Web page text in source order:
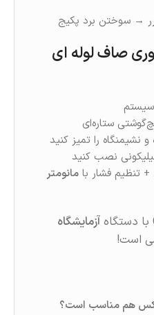
صاف لوله ای
ستاره‌ای
و نشیمنگاه را تمیز کنید
نصب کنید
+ تنظیم فشار با مانومتر
آزمایشگاه
است!
هم مناسب است؟